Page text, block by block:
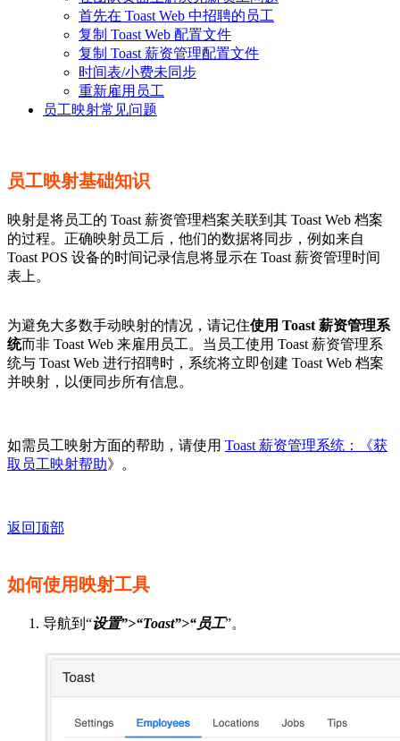
首先在 Toast Web 中招聘的员工
复制 Toast Web 配置文件
复制 Toast 薪资管理配置文件
时间表/小费未同步
重新雇用员工
员工映射常见问题
员工映射基础知识
映射是将员工的 Toast 薪资管理档案关联到其 Toast Web 档案
的过程。正确映射员工后，他们的数据将同步，例如来自
Toast POS 设备的时间记录信息将显示在 Toast 薪资管理时间
表上。
为避免大多数手动映射的情况，请记住使用 Toast 薪资管理系
统而非 Toast Web 来雇用员工。当员工使用 Toast 薪资管理系
统与 Toast Web 进行招聘时，系统将立即创建 Toast Web 档案
并映射，以便同步所有信息。
如需员工映射方面的帮助，请使用 Toast 薪资管理系统：《获
取员工映射帮助》。
返回顶部
如何使用映射工具
导航到“设置”>“Toast”>“员工”。